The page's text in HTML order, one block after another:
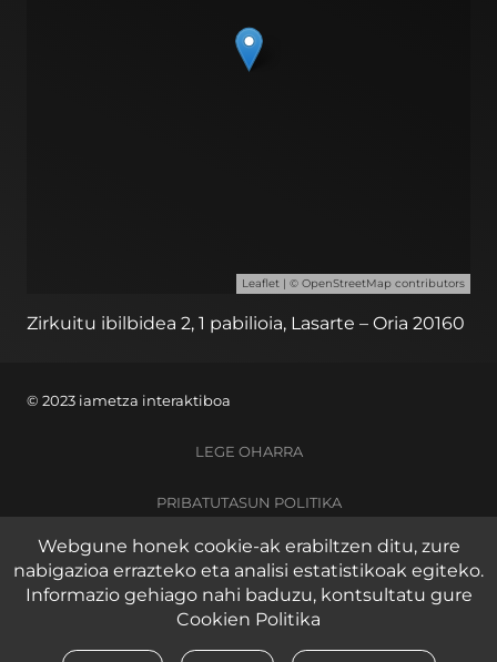
Leaflet | © OpenStreetMap contributors
Zirkuitu ibilbidea 2, 1 pabilioia, Lasarte – Oria 20160
© 2023 iametza interaktiboa
LEGE OHARRA
PRIBATUTASUN POLITIKA
COOKIE POLITIKA
Webgune honek cookie-ak erabiltzen ditu, zure
nabigazioa errazteko eta analisi estatistikoak egiteko.
Informazio gehiago nahi baduzu, kontsultatu gure
Cookien Politika